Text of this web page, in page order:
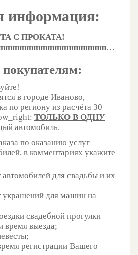
информация:
С ПРОКАТА!
шшшшшшшшшшшшшшшшшшшшшшшшшшшшшшшшшшшшшшшшшшшшшшшшшшшшшшшшшшшшшшшшшшшшш
в городе Иваново,
по региону из расчёта 30
ТОЛЬКО В ОДНУ
автомобиль.
по оказанию услуг
в комментариях укажите
для свадьбы и их
украшений для машин на
свадебной прогулки
время выезда;
регистрации Вашего